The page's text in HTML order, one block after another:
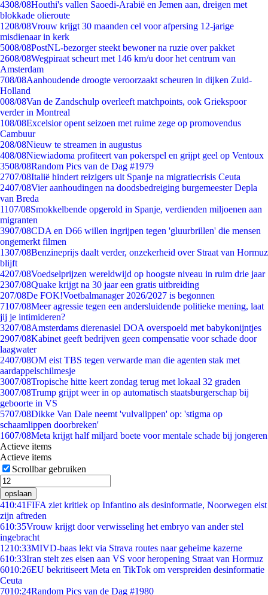
4308/08Houthi's vallen Saoedi-Arabië en Jemen aan, dreigen met
blokkade olieroute
1208/08Vrouw krijgt 30 maanden cel voor afpersing 12-jarige
misdienaar in kerk
5008/08PostNL-bezorger steekt bewoner na ruzie over pakket
2608/08Wegpiraat scheurt met 146 km/u door het centrum van
Amsterdam
708/08Aanhoudende droogte veroorzaakt scheuren in dijken Zuid-
Holland
008/08Van de Zandschulp overleeft matchpoints, ook Griekspoor
verder in Montreal
108/08Excelsior opent seizoen met ruime zege op promovendus
Cambuur
208/08Nieuw te streamen in augustus
408/08Niewiadoma profiteert van pokerspel en grijpt geel op Ventoux
3508/08Random Pics van de Dag #1979
2707/08Italië hindert reizigers uit Spanje na migratiecrisis Ceuta
2407/08Vier aanhoudingen na doodsbedreiging burgemeester Depla
van Breda
1107/08Smokkelbende opgerold in Spanje, verdienden miljoenen aan
migranten
3907/08CDA en D66 willen ingrijpen tegen 'gluurbrillen' die mensen
ongemerkt filmen
1307/08Benzineprijs daalt verder, onzekerheid over Straat van Hormuz
blijft
4207/08Voedselprijzen wereldwijd op hoogste niveau in ruim drie jaar
2307/08Quake krijgt na 30 jaar een gratis uitbreiding
207/08De FOK!Voetbalmanager 2026/2027 is begonnen
7107/08Meer agressie tegen een andersluidende politieke mening, laat
jij je intimideren?
3207/08Amsterdams dierenasiel DOA overspoeld met babykonijntjes
2907/08Kabinet geeft bedrijven geen compensatie voor schade door
laagwater
2407/08OM eist TBS tegen verwarde man die agenten stak met
aardappelschilmesje
3007/08Tropische hitte keert zondag terug met lokaal 32 graden
3007/08Trump grijpt weer in op automatisch staatsburgerschap bij
geboorte in VS
5707/08Dikke Van Dale neemt 'vulvalippen' op: 'stigma op
schaamlippen doorbreken'
1607/08Meta krijgt half miljard boete voor mentale schade bij jongeren
Actieve items
Actieve items
Scrollbar gebruiken
opslaan
410:41FIFA ziet kritiek op Infantino als desinformatie, Noorwegen eist
zijn aftreden
610:35Vrouw krijgt door verwisseling het embryo van ander stel
ingebracht
1210:33MIVD-baas lekt via Strava routes naar geheime kazerne
610:33Iran stelt zes eisen aan VS voor heropening Straat van Hormuz
6010:26EU bekritiseert Meta en TikTok om verspreiden desinformatie
Ceuta
7010:24Random Pics van de Dag #1980